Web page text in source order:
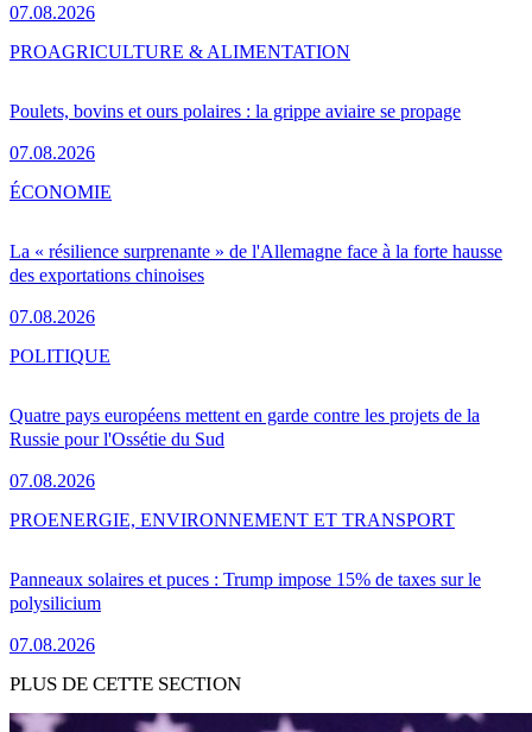
07.08.2026
Poulets, bovins et ours polaires : la grippe aviaire se propage
07.08.2026
PROAGRICULTURE & ALIMENTATION
La « résilience surprenante » de l'Allemagne face à la forte hausse
des exportations chinoises
07.08.2026
ÉCONOMIE
Quatre pays européens mettent en garde contre les projets de la
Russie pour l'Ossétie du Sud
07.08.2026
POLITIQUE
Panneaux solaires et puces : Trump impose 15% de taxes sur le
polysilicium
07.08.2026
PROENERGIE, ENVIRONNEMENT ET TRANSPORT
PLUS DE CETTE SECTION